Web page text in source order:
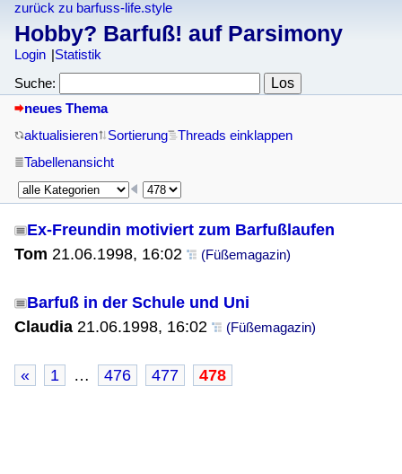
zurück zu barfuss-life.style
Hobby? Barfuß! auf Parsimony
Login
Statistik
Suche:
neues Thema
aktualisieren
Sortierung
Threads einklappen
Tabellenansicht
Ex-Freundin motiviert zum Barfußlaufen
Tom 21.06.1998, 16:02 (Füßemagazin)
Barfuß in der Schule und Uni
Claudia 21.06.1998, 16:02 (Füßemagazin)
« 1 … 476 477 478